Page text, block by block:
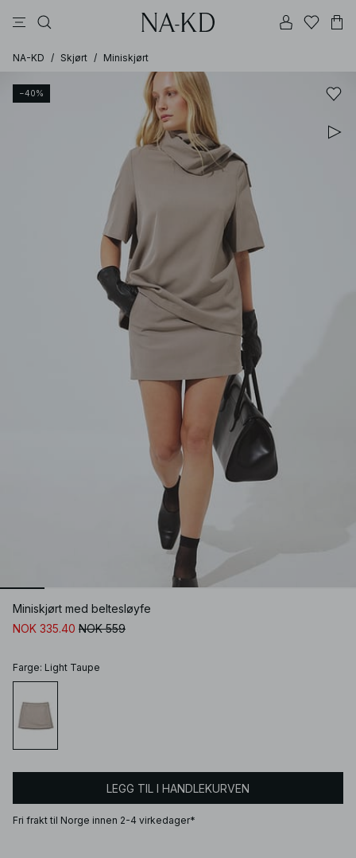
NA-KD / Skjørt / Miniskjørt
−40%
Miniskjørt med beltesløyfe
NOK 335.40 NOK 559
Farge: Light Taupe
LEGG TIL I HANDLEKURVEN
Fri frakt til Norge innen 2-4 virkedager*